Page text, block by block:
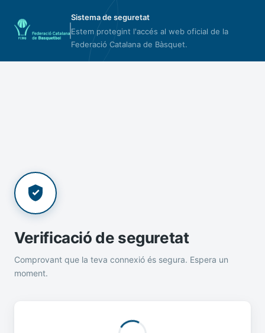
Sistema de seguretat
Estem protegint l'accés al web oficial de la
Federació Catalana de Bàsquet.
Verificació de seguretat
Comprovant que la teva connexió és segura. Espera un
moment.